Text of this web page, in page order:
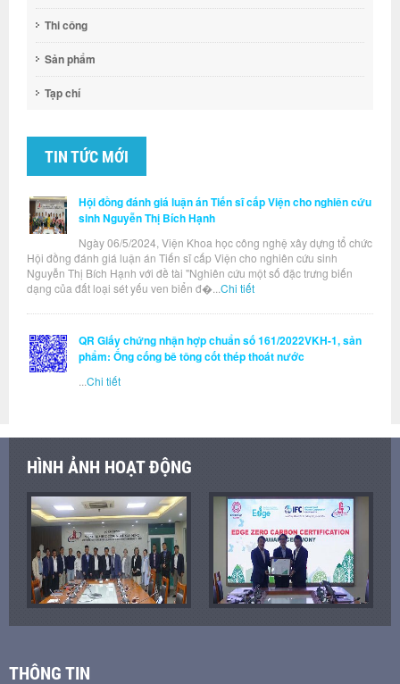
Thi công
Sản phẩm
Tạp chí
TIN TỨC MỚI
Hội đồng đánh giá luận án Tiến sĩ cấp Viện cho nghiên cứu
sinh Nguyễn Thị Bích Hạnh
Ngày 06/5/2024, Viện Khoa học công nghệ xây dựng tổ chức
Hội đồng đánh giá luận án Tiến sĩ cấp Viện cho nghiên cứu sinh
Nguyễn Thị Bích Hạnh với đề tài "Nghiên cứu một số đặc trưng biến
dạng của đất loại sét yếu ven biển đ�... Chi tiết
QR Giấy chứng nhận hợp chuẩn số 161/2022VKH-1, sản
phẩm: Ống cống bê tông cốt thép thoát nước
Chi tiết
HÌNH ẢNH HOẠT ĐỘNG
THÔNG TIN